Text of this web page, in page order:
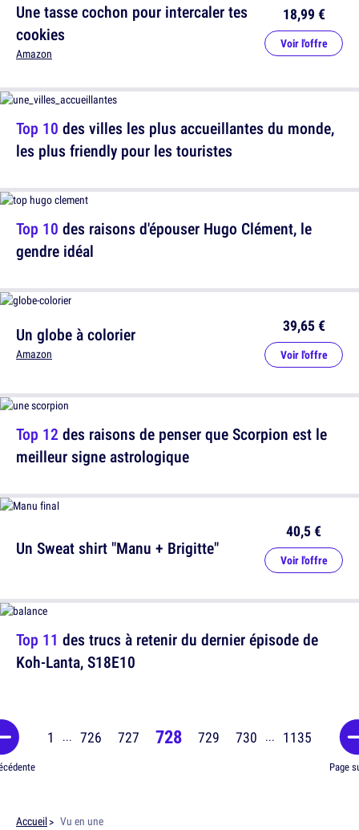
Une tasse cochon pour intercaler tes
cookies
Amazon
18,99 €
Voir l'offre
Top 10 des raisons d'épouser Hugo Clément, le
gendre idéal
Top 12 des raisons de penser que Scorpion est le
meilleur signe astrologique
Top 11 des trucs à retenir du dernier épisode de
Koh-Lanta, S18E10
Top 10 des villes les plus accueillantes du monde,
les plus friendly pour les touristes
Un globe à colorier
Amazon
39,65 €
Voir l'offre
Un Sweat shirt "Manu + Brigitte"
40,5 €
Voir l'offre
1 ... 726 727 728 729 730 ... 1135
Page
Accueil Vu en une